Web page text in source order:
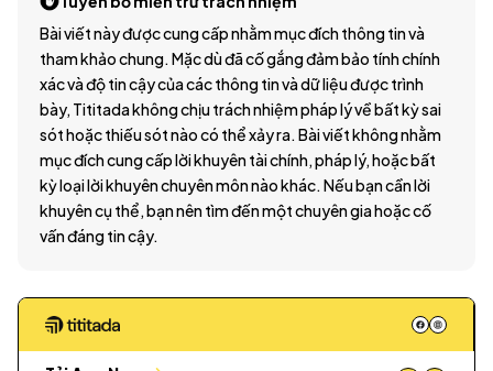
Bài viết này được cung cấp nhằm mục đích thông tin và
tham khảo chung. Mặc dù đã cố gắng đảm bảo tính chính
xác và độ tin cậy của các thông tin và dữ liệu được trình
bày, Tititada không chịu trách nhiệm pháp lý về bất kỳ sai
sót hoặc thiếu sót nào có thể xảy ra. Bài viết không nhằm
mục đích cung cấp lời khuyên tài chính, pháp lý, hoặc bất
kỳ loại lời khuyên chuyên môn nào khác. Nếu bạn cần lời
khuyên cụ thể, bạn nên tìm đến một chuyên gia hoặc cố
vấn đáng tin cậy.